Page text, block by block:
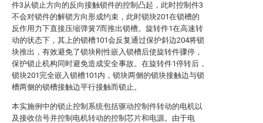
件3从锁止方向的反向接触锁件的控制凸起，此时控制件3
不会对锁件的解锁方向形成约束，此时锁块201在锁槽的
反作用力下直接压缩弹簧7而推出锁槽。旋转件1在高速转
动的状态下，其上的锁槽101会反复通过保护斜边204将锁
块推出，有效避免了锁块刚性嵌入锁槽后使旋转件骤停，
保护锁止机构同时避免造成安全事故。在旋转件1停转后，
锁块201完全嵌入锁槽101内，锁块两侧的锁块接触边与锁
槽两侧的锁槽接触边平行接触而锁止。
本实施例中的锁止控制系统包括驱动控制件转动的电机以
及接收信号并控制电机转动的控制芯片和电源。由于电